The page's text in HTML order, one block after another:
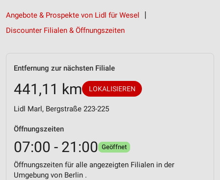
Angebote & Prospekte von Lidl für Wesel
Discounter Filialen & Öffnungszeiten
Entfernung zur nächsten Filiale
441,11 km LOKALISIEREN
Lidl Marl, Bergstraße 223-225
Öffnungszeiten
07:00 - 21:00 Geöffnet
Öffnungszeiten für alle angezeigten Filialen in der
Umgebung von Berlin .